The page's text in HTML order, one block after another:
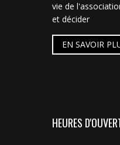
vie de
et décider
EN SAVOIR
HEURES